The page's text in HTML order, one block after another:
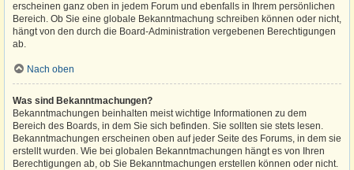
erscheinen ganz oben in jedem Forum und ebenfalls in Ihrem persönlichen
Bereich. Ob Sie eine globale Bekanntmachung schreiben können oder nicht,
hängt von den durch die Board-Administration vergebenen Berechtigungen
ab.
Nach oben
Was sind Bekanntmachungen?
Bekanntmachungen beinhalten meist wichtige Informationen zu dem
Bereich des Boards, in dem Sie sich befinden. Sie sollten sie stets lesen.
Bekanntmachungen erscheinen oben auf jeder Seite des Forums, in dem sie
erstellt wurden. Wie bei globalen Bekanntmachungen hängt es von Ihren
Berechtigungen ab, ob Sie Bekanntmachungen erstellen können oder nicht.